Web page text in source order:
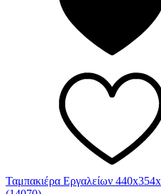
Ταμπακιέρα Εργαλείων